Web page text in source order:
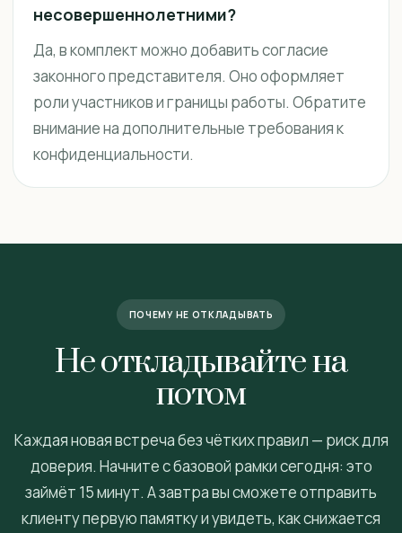
несовершеннолетними?
Да, в комплект можно добавить согласие
законного представителя. Оно оформляет
роли участников и границы работы. Обратите
внимание на дополнительные требования к
конфиденциальности.
ПОЧЕМУ НЕ ОТКЛАДЫВАТЬ
Не откладывайте на
потом
Каждая новая встреча без чётких правил — риск для
доверия. Начните с базовой рамки сегодня: это
займёт 15 минут. А завтра вы сможете отправить
клиенту первую памятку и увидеть, как снижается